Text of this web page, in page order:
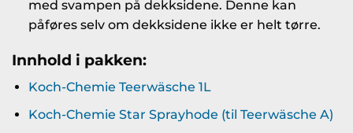
med svampen på dekksidene. Denne kan
påføres selv om dekksidene ikke er helt tørre.
Innhold i pakken:
Koch-Chemie Teerwäsche 1L
Koch-Chemie Star Sprayhode (til Teerwäsche A)